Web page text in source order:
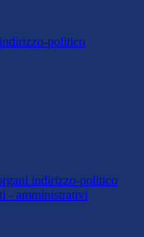
politico
indirizzo-politico
- amministrativi